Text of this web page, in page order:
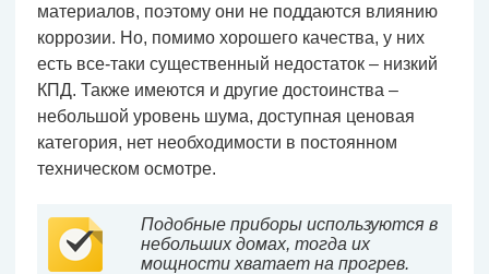
материалов, поэтому они не поддаются влиянию
коррозии. Но, помимо хорошего качества, у них
есть все-таки существенный недостаток – низкий
КПД. Также имеются и другие достоинства –
небольшой уровень шума, доступная ценовая
категория, нет необходимости в постоянном
техническом осмотре.
Подобные приборы используются в
небольших домах, тогда их
мощности хватает на прогрев.